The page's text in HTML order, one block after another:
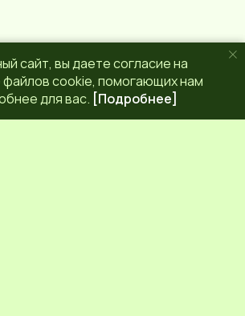
сайт, вы даете согласие на
файлов cookie, помогающих нам
для вас. [Подробнее]